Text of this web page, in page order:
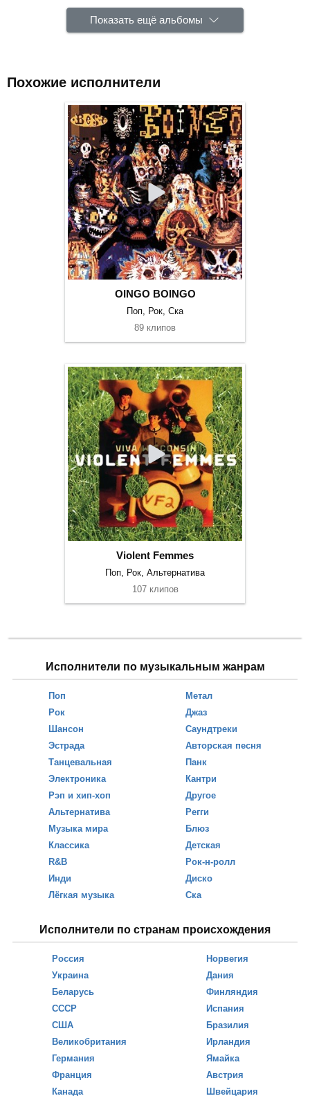
Показать ещё альбомы
Похожие исполнители
OINGO BOINGO
Поп, Рок, Ска
89 клипов
Violent Femmes
Поп, Рок, Альтернатива
107 клипов
Исполнители по музыкальным жанрам
Поп
Рок
Шансон
Эстрада
Танцевальная
Электроника
Рэп и хип-хоп
Альтернатива
Музыка мира
Классика
R&B
Инди
Лёгкая музыка
Метал
Джаз
Саундтреки
Авторская песня
Панк
Кантри
Другое
Регги
Блюз
Детская
Рок-н-ролл
Диско
Ска
Исполнители по странам происхождения
Россия
Украина
Беларусь
СССР
США
Великобритания
Германия
Франция
Канада
Норвегия
Дания
Финляндия
Испания
Бразилия
Ирландия
Ямайка
Австрия
Швейцария